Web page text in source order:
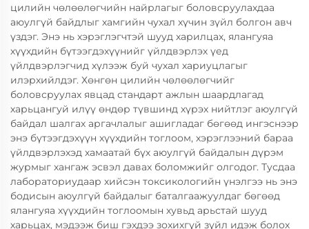
цилийн чөлөөлөгчийн найрлагыг боловсруулахдаа
аюулгүй байдлыг хамгийн чухал хүчин зүйл болгон авч
үздэг. Энэ нь хэрэглэгчтэй шууд харилцах, ялангуяа
хүүхдийн бүтээгдэхүүнийг үйлдвэрлэх үед
үйлдвэрлэгчид хүлээж буй чухал хариуцлагыг
илэрхийлдэг. Хөнгөн цилийн чөлөөлөгчийг
боловсруулах явцад стандарт ажлын шаардлагад
харьцангуй илүү өндөр түвшинд хүрэх нийтлэг аюулгүй
байдал шалгах аргачлалыг ашигладаг бөгөөд ингэснээр
энэ бүтээгдэхүүн хүүхдийн тоглоом, хэрэглээний бараа
үйлдвэрлэхэд хамаатай бүх аюулгүй байдалын дүрэм
журмыг хангаж эсвэл давах боломжийг олгодог. Тусдаа
лабораториудаар хийсэн токсикологийн үнэлгээ нь энэ
бодисын аюулгүй байдалыг баталгаажуулдаг бөгөөд
ялангуяа хүүхдийн тоглоомын хувьд арьстай шууд
харьцах, мэдээж биш гэхдээ зохихгүй зүйл идэж болох